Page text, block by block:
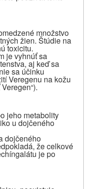
množstvo
žien. Štúdie na
toxicitu.
je vyhnúť sa
aj keď sa
sa účinku
Veregenu na kožu
jeho metabolity
u dojčeného
dojčeného
že celkové
je po